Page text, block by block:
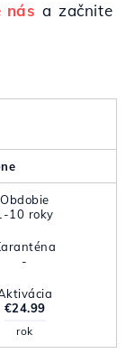
nás a začnite
Obdobie
10 roky
-
€24.99
rok